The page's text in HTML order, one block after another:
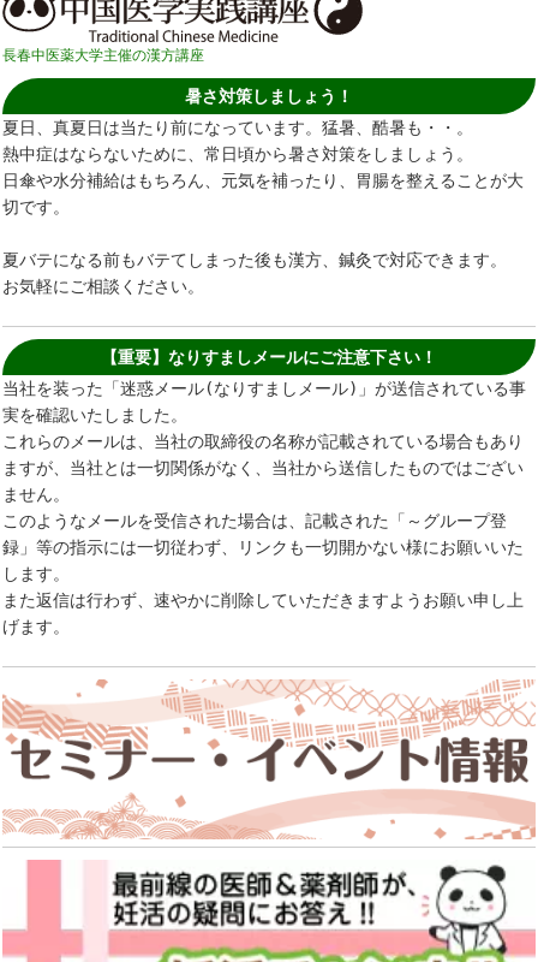
長春中医薬大学主催の漢方講座
暑さ対策しましょう！
夏日、真夏日は当たり前になっています。猛暑、酷暑も・・。
熱中症はならないために、常日頃から暑さ対策をしましょう。
日傘や水分補給はもちろん、元気を補ったり、胃腸を整えることが大
切です。
夏バテになる前もバテてしまった後も漢方、鍼灸で対応できます。
お気軽にご相談ください。
【重要】なりすましメールにご注意下さい！
当社を装った「迷惑メール(なりすましメール)」が送信されている事
実を確認いたしました。
これらのメールは、当社の取締役の名称が記載されている場合もあり
ますが、当社とは一切関係がなく、当社から送信したものではござい
ません。
このようなメールを受信された場合は、記載された「～グループ登
録」等の指示には一切従わず、リンクも一切開かない様にお願いいた
します。
また返信は行わず、速やかに削除していただきますようお願い申し上
げます。